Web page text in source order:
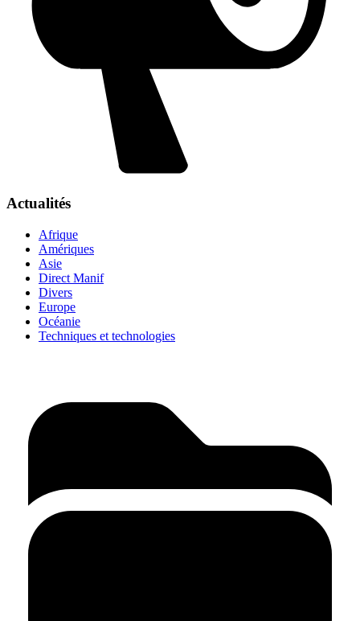
Actualités
Afrique
Amériques
Asie
Direct Manif
Divers
Europe
Océanie
Techniques et technologies